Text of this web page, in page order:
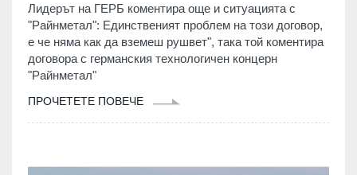
Лидерът на ГЕРБ коментира още и ситуацията с
"Райнметал": Единственият проблем на този договор,
е че няма как да вземеш рушвет", така той коментира
договора с германския технологичен концерн
"Райнметал"
ПРОЧЕТЕТЕ ПОВЕЧЕ